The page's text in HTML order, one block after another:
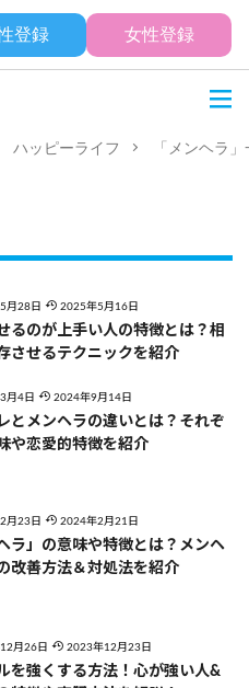
登録 女性登録
ハッピーライフ 「メンヘラ
月28日 2025年5月16日
るのが上手い人の特徴とは？相
させるテクニックを紹介
月4日 2024年9月14日
とメンヘラの違いとは？それぞ
や恋愛的特徴を紹介
月23日 2024年2月21日
ラ」の意味や特徴とは？メンヘ
改善方法＆対処法を紹介
月26日 2023年12月23日
を強くする方法！心が強い人&